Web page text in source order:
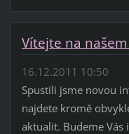
Vítejte na
16.12.2011 10:50
Spustili jsme novou
najdete kromě
aktualit. Budeme